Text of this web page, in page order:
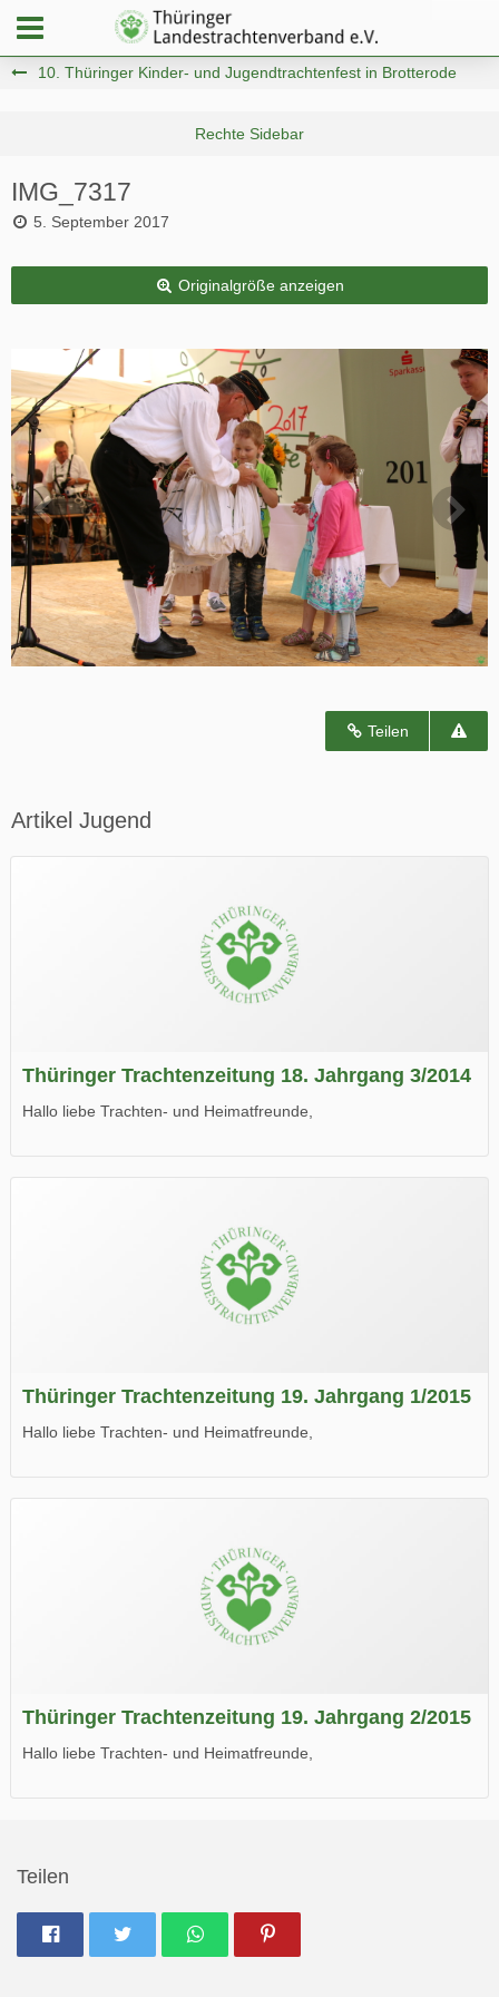
10. Thüringer Kinder- und Jugendtrachtenfest in Brotterode
IMG_7317
5. September 2017
Originalgröße anzeigen
Teilen
Artikel Jugend
Thüringer Trachtenzeitung 18. Jahrgang 3/2014
Hallo liebe Trachten- und Heimatfreunde,
Wir wünschen Euch viel Spaß beim Lesen.
Thüringer Trachtenzeitung 19. Jahrgang 1/2015
Hallo liebe Trachten- und Heimatfreunde,
Wir wünschen Euch viel Spaß beim Lesen.
Thüringer Trachtenzeitung 19. Jahrgang 2/2015
Hallo liebe Trachten- und Heimatfreunde,
Teilen